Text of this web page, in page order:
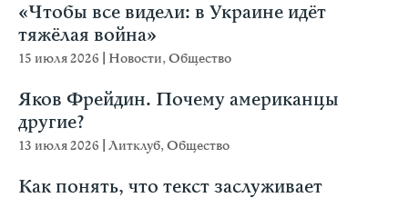
«Чтобы все видели: в Украине идёт
тяжёлая война»
15 июля 2026 Новости,Общество
Яков Фрейдин. Почему американцы
другие?
13 июля 2026 Литклуб,Общество
Как понять, что текст заслуживает